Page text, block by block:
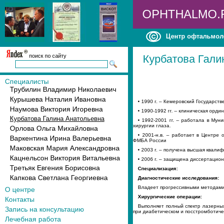
Центр
поиск по сайту
Специалисты
Трубилин Владимир Николаевич
Курышева Наталия Ивановна
Наумова Виктория Игоревна
Курбатова Галина Анатольевна
Орлова Ольга Михайловна
Варкентина Ирина Валерьевна
Маковская Мария Александровна
Кацнельсон Виктория Витальевна
Третьяк Евгения Борисовна
Капкова Светлана Георгиевна
О центре
Контакты
Запись на консультацию
Лечебная работа
Курбатова
• 1990 г. – Кемеровский
• 1990-1992 гг. – клиническая
• 1992-2001 гг. – работала в
хирургии глаза.
• 2001-н.в. – работает в Центре
ФМБА России
• 2003 г. – получена высшая
• 2006 г. – защищена
Специализация:
Диагностические исследования:
Владеет прогрессивными
Хирургические операции:
Выполняет полный спектр
при диабетическом и